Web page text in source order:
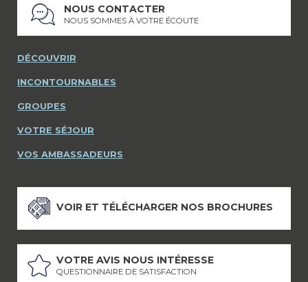
NOUS CONTACTER
NOUS SOMMES À VOTRE ÉCOUTE
DÉCOUVRIR
INCONTOURNABLES
GROUPES
VOTRE SÉJOUR
VOS AMBASSADEURS
VOIR ET TÉLÉCHARGER NOS BROCHURES
VOTRE AVIS NOUS INTÉRESSE
QUESTIONNAIRE DE SATISFACTION